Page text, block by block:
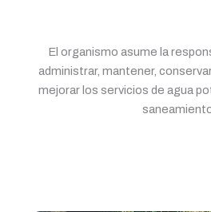
El organismo asume la
administrar, mantener,
mejorar los servicios de agua